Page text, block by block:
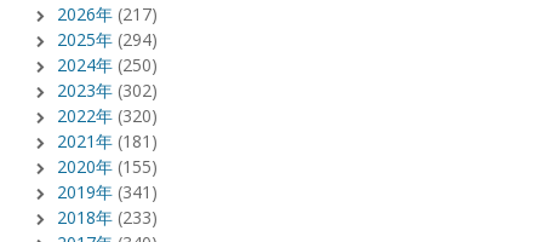
2026年 (217)
2025年 (294)
2024年 (250)
2023年 (302)
2022年 (320)
2021年 (181)
2020年 (155)
2019年 (341)
2018年 (233)